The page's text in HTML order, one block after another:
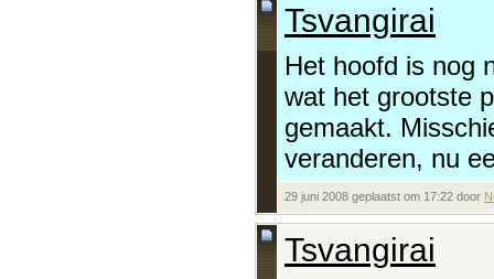
Tsvangirai
Het hoofd is nog
wat het grootste
gemaakt.
veranderen, nu
29 juni 2008 geplaatst om 17:22 door
Tsvangirai